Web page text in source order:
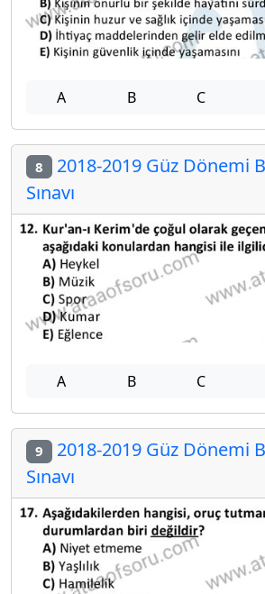
A B C
8 2018-2019 Güz Dönemi
Sınavı
A B C
9 2018-2019 Güz Dönemi
Sınavı